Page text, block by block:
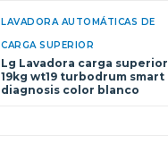
LAVADORA AUTOMÁTICAS DE
CARGA SUPERIOR
Lg Lavadora carga superior
19kg wt19 turbodrum smart
diagnosis color blanco